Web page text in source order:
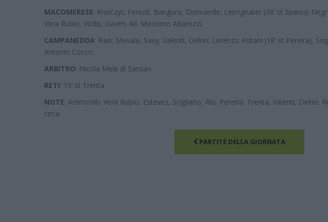
MACOMERESE: Krolczyc; Fenudi, Bangura, Diomande, Leimgruber (38’ st Spanu);
Vera Rubio, Virdis, Gavim. All. Massimo Altarozzi.
CAMPANEDDA: Rais; Masala, Savy, Valenti, Delrio; Lorenzo Kotani (18’ st Pereira),
Antonio Cocco.
ARBITRO: Nicola Mele di Sassari
RETI: 15’ st Trenta
NOTE: Ammoniti: Vera Rubio, Estevez, Scigliano, Riu, Pereira, Trenta, Valenti, Delrio.
circa.
PARTITE DELLA GIORNATA